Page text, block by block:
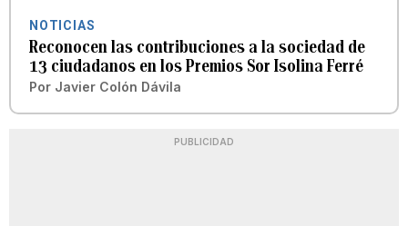
NOTICIAS
Reconocen las contribuciones a la sociedad de
13 ciudadanos en los Premios Sor Isolina Ferré
Por Javier Colón Dávila
PUBLICIDAD